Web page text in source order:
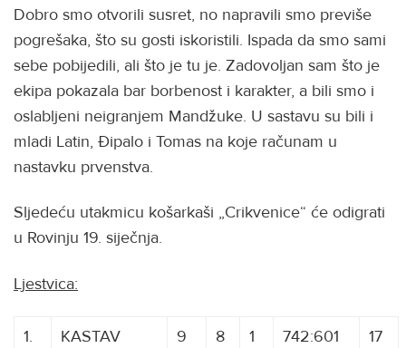
Dobro smo otvorili susret, no napravili smo previše
pogrešaka, što su gosti iskoristili. Ispada da smo sami
sebe pobijedili, ali što je tu je. Zadovoljan sam što je
ekipa pokazala bar borbenost i karakter, a bili smo i
oslabljeni neigranjem Mandžuke. U sastavu su bili i
mladi Latin, Đipalo i Tomas na koje računam u
nastavku prvenstva.
Sljedeću utakmicu košarkaši „Crikvenice“ će odigrati
u Rovinju 19. siječnja.
Ljestvica:
1. KASTAV 9 8 1 742:601
17